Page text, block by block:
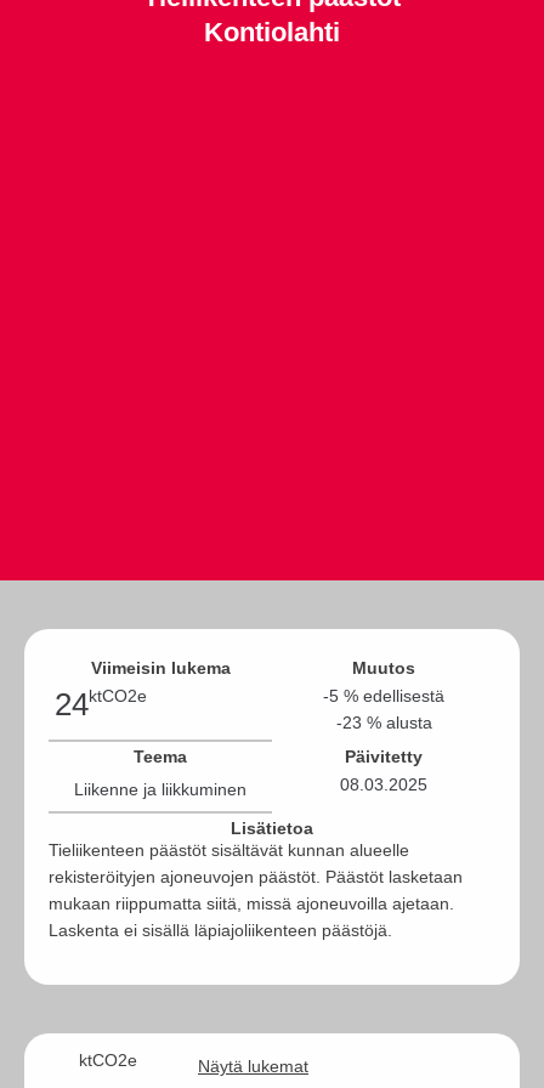
Kontiolahti
Viimeisin lukema
24ktCO2e
Muutos
-5 % edellisestä
-23 % alusta
Teema
Liikenne ja liikkuminen
Päivitetty
08.03.2025
Lisätietoa
Tieliikenteen päästöt sisältävät kunnan alueelle
rekisteröityjen ajoneuvojen päästöt. Päästöt lasketaan
mukaan riippumatta siitä, missä ajoneuvoilla ajetaan.
Laskenta ei sisällä läpiajoliikenteen päästöjä.
ktCO2e
Näytä lukemat